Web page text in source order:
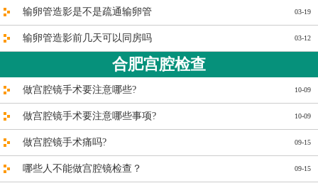
03-19
输卵管造影是不是疏通输卵管
03-12
输卵管造影前几天可以同房吗
合肥宫腔检查
10-09
做宫腔镜手术要注意哪些?
10-09
做宫腔镜手术要注意哪些事项?
09-15
做宫腔镜手术痛吗?
09-15
哪些人不能做宫腔镜检查？